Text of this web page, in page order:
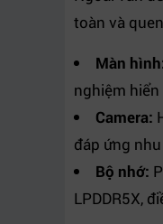
toàn và
Màn
nghiệm
Camera:
đáp ứng
Bộ nhớ:
LPDDR5X,